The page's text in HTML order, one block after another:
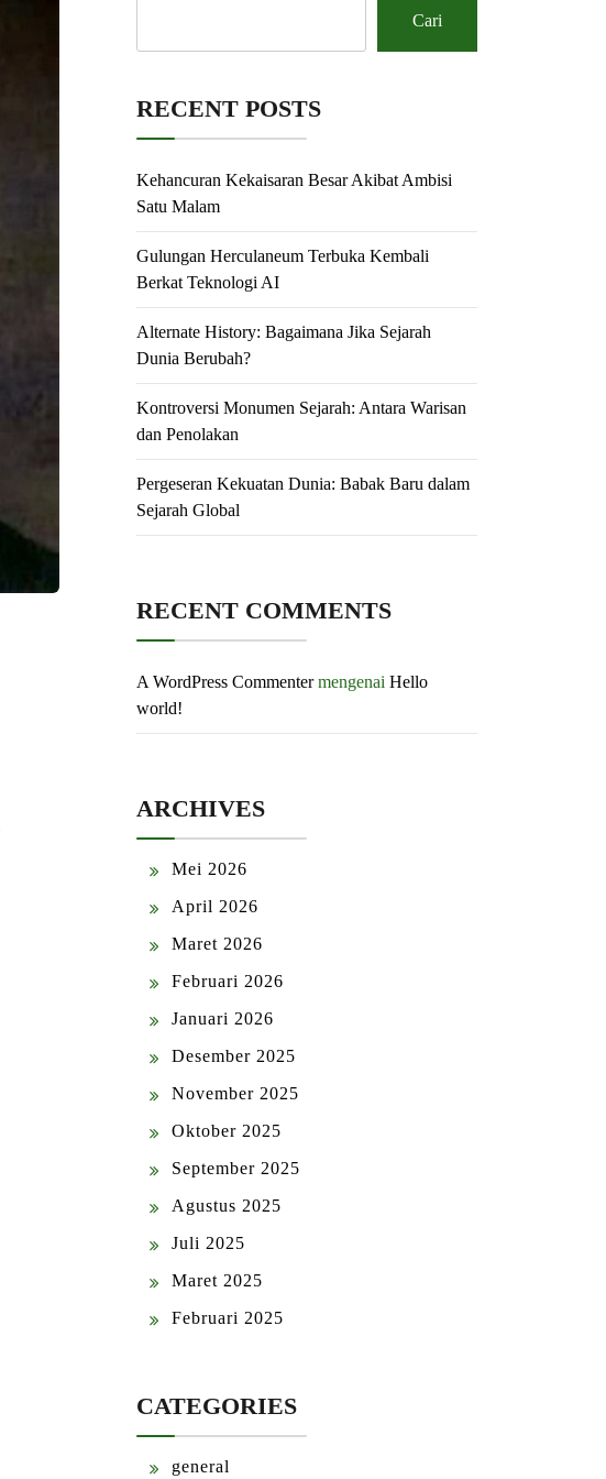
Cari
RECENT POSTS
Kehancuran Kekaisaran Besar Akibat Ambisi
Satu Malam
Gulungan Herculaneum Terbuka Kembali
Berkat Teknologi AI
Alternate History: Bagaimana Jika Sejarah
Dunia Berubah?
Kontroversi Monumen Sejarah: Antara Warisan
dan Penolakan
Pergeseran Kekuatan Dunia: Babak Baru dalam
Sejarah Global
RECENT COMMENTS
A WordPress Commentermengenai Hello
world!
ARCHIVES
Mei 2026
April 2026
Maret 2026
Februari 2026
Januari 2026
Desember 2025
November 2025
Oktober 2025
September 2025
Agustus 2025
Juli 2025
Maret 2025
Februari 2025
CATEGORIES
general